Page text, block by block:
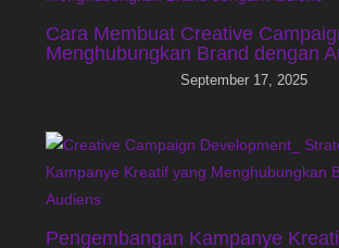
Cara Membuat Creative
Menghubungkan Brand dengan
September 17, 2025
Pengembangan Kampanye